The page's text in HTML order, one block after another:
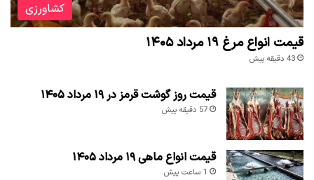
کشاورزی
قیمت انواع مرغ ۱۹ مرداد ۱۴۰۵
43 دقیقه پیش
قیمت روز گوشت قرمز در ۱۹ مرداد ۱۴۰۵
57 دقیقه پیش
قیمت انواع ماهی ۱۹ مرداد ۱۴۰۵
1 ساعت پیش